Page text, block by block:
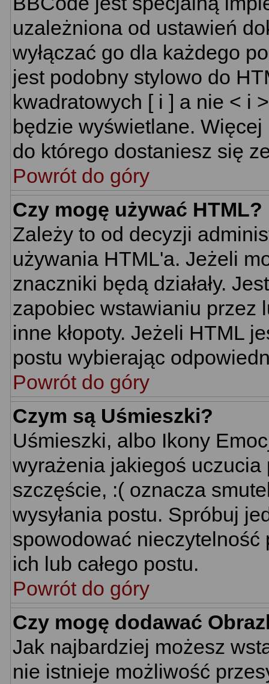
uzależniona od ustawień
wyłączać go dla każdego
jest podobny stylowo do
kwadratowych [ i ] a nie < i
będzie wyświetlane.
do którego dostaniesz się
Powrót do góry
Czy mogę używać HTML?
Zależy to od decyzji
używania HTML'a. Jeżeli
znaczniki będą działały.
zapobiec wstawianiu przez
inne kłopoty. Jeżeli HTML
postu wybierając
Powrót do góry
Czym są Uśmieszki?
Uśmieszki, albo Ikony
wyrażenia jakiegoś
szczęście, :( oznacza
wysyłania postu. Spróbuj
spowodować
ich lub całego postu.
Powrót do góry
Czy mogę dodawać
Jak najbardziej możesz
nie istnieje możliwość